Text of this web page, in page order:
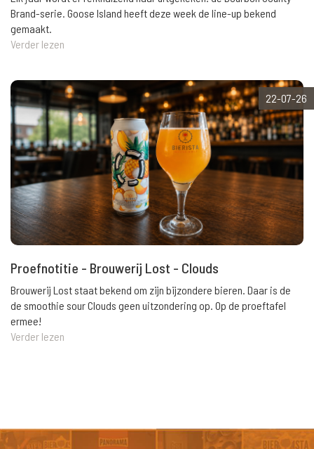
Brand-serie. Goose Island heeft deze week de line-up bekend
gemaakt.
Verder lezen
22-07-26
Proefnotitie - Brouwerij Lost - Clouds
Brouwerij Lost staat bekend om zijn bijzondere bieren. Daar is de
de smoothie sour Clouds geen uitzondering op. Op de proeftafel
ermee!
Verder lezen